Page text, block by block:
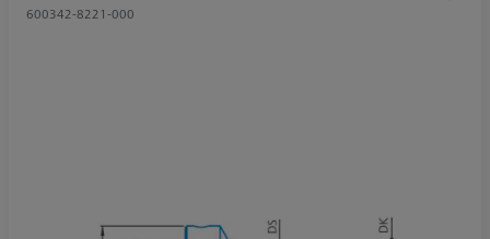
600342-8221-000